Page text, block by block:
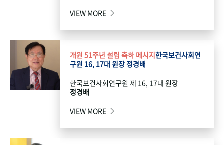
VIEW MORE
개원 51주년 설립 축하 메시지한국보건사회연
구원 16, 17대 원장 정경배
한국보건사회연구원 제 16, 17대 원장
정경배
VIEW MORE